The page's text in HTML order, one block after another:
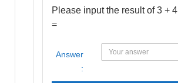
Please input the result of 3 + 4
=
Answer
: